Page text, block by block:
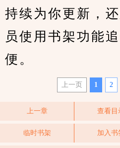
持续为你更新，
员使用书架功能
便。
上一页 1 2
上一章 查看目
临时书架 加入书